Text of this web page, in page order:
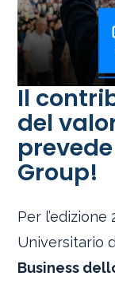
Il
del
Group!
Per
Universitario
Business